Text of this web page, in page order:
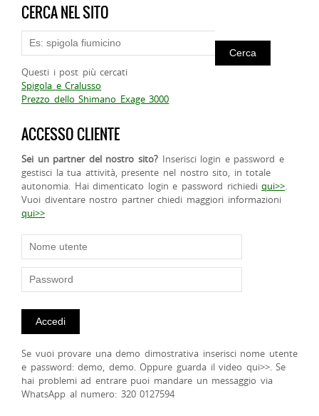
CERCA NEL SITO
Questi i post più cercati
Spigola e Cralusso
Prezzo dello Shimano Exage 3000
ACCESSO CLIENTE
Sei un partner del nostro sito? Inserisci login e password e
gestisci la tua attività, presente nel nostro sito, in totale
autonomia. Hai dimenticato login e password richiediqui>>.
Vuoi diventare nostro partner chiedi maggiori informazioni
qui>>
Se vuoi provare una demo dimostrativa inserisci nome utente
e password: demo, demo. Oppure guarda il video qui>>. Se
hai problemi ad entrare puoi mandare un messaggio via
WhatsApp al numero: 320 0127594